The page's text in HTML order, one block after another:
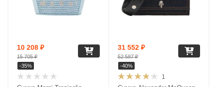
10 208 ₽
15 705₽
-35%
1
31 552₽
52 587₽
-40%